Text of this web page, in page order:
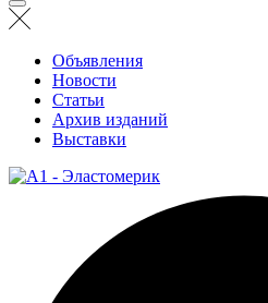
Объявления
Новости
Статьи
Архив изданий
Выставки